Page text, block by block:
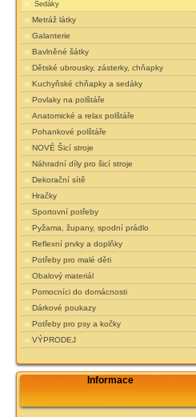
Sedáky
Metráž látky
Galanterie
Bavlněné šátky
Dětské ubrousky, zásterky, chňapky
Kuchyňské chňapky a sedáky
Povlaky na polštáře
Anatomické a relax polštáře
Pohankové polštáře
NOVÉ Šicí stroje
Náhradní díly pro šicí stroje
Dekorační sítě
Hračky
Sportovní potřeby
Pyžama, župany, spodní prádlo
Reflexní prvky a doplňky
Potřeby pro malé děti
Obalový materiál
Pomocníci do domácnosti
Dárkové poukazy
Potřeby pro psy a kočky
VÝPRODEJ
Informace